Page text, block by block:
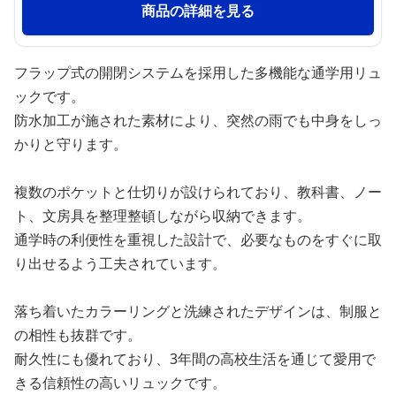
商品の詳細を見る
フラップ式の開閉システムを採用した多機能な通学用リュ
ックです。
防水加工が施された素材により、突然の雨でも中身をしっ
かりと守ります。
複数のポケットと仕切りが設けられており、教科書、ノー
ト、文房具を整理整頓しながら収納できます。
通学時の利便性を重視した設計で、必要なものをすぐに取
り出せるよう工夫されています。
落ち着いたカラーリングと洗練されたデザインは、制服と
の相性も抜群です。
耐久性にも優れており、3年間の高校生活を通じて愛用で
きる信頼性の高いリュックです。